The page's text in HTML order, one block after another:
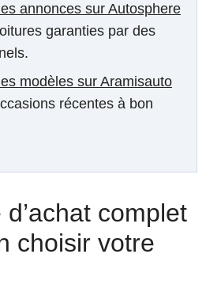
annonces sur Autosphere
garanties par des
modèles sur Aramisauto
récentes à bon
complet
choisir votre